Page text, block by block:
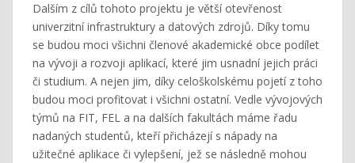
Dalším z cílů tohoto projektu je větší otevřenost
univerzitní infrastruktury a datových zdrojů. Díky tomu
se budou moci všichni členové akademické obce podílet
na vývoji a rozvoji aplikací, které jim usnadní jejich práci
či studium. A nejen jim, díky celoškolskému pojetí z toho
budou moci profitovat i všichni ostatní. Vedle vývojových
týmů na FIT, FEL a na dalších fakultách máme řadu
nadaných studentů, kteří přicházejí s nápady na
užitečné aplikace či vylepšení, jež se následně mohou